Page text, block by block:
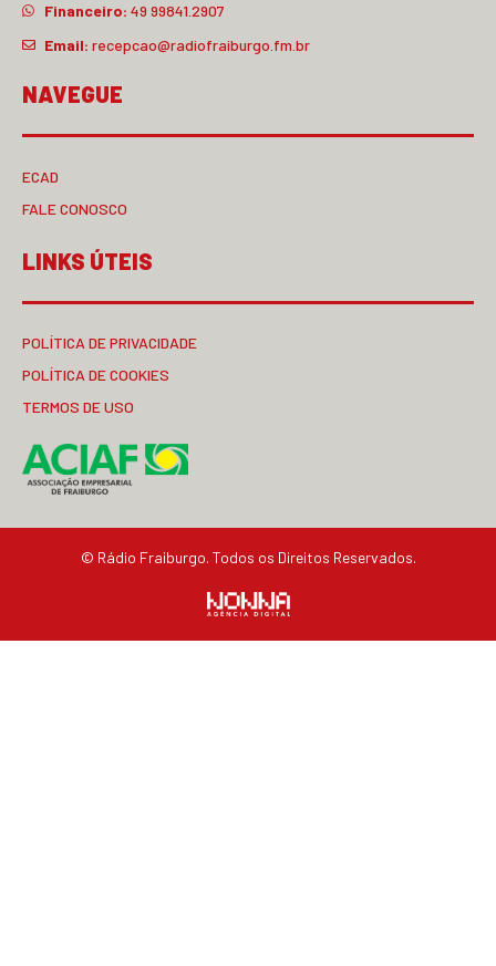
Financeiro: 49 99841.2907
Email: recepcao@radiofraiburgo.fm.br
NAVEGUE
ECAD
FALE CONOSCO
LINKS ÚTEIS
POLÍTICA DE PRIVACIDADE
POLÍTICA DE COOKIES
TERMOS DE USO
© Rádio Fraiburgo. Todos os Direitos Reservados.